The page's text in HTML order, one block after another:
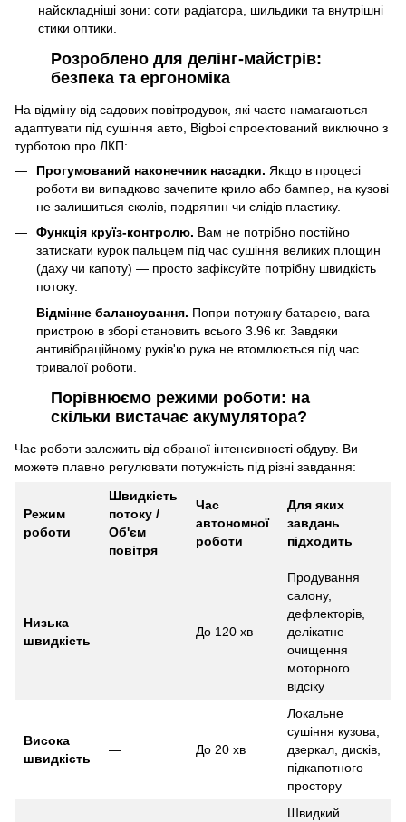
найскладніші зони: соти радіатора, шильдики та внутрішні
стики оптики.
Розроблено для делінг-майстрів:
безпека та ергономіка
На відміну від садових повітродувок, які часто намагаються
адаптувати під сушіння авто, Bigboi спроектований виключно з
турботою про ЛКП:
Прогумований наконечник насадки. Якщо в процесі
роботи ви випадково зачепите крило або бампер, на кузові
не залишиться сколів, подряпин чи слідів пластику.
Функція круїз-контролю. Вам не потрібно постійно
затискати курок пальцем під час сушіння великих площин
(даху чи капоту) — просто зафіксуйте потрібну швидкість
потоку.
Відмінне балансування. Попри потужну батарею, вага
пристрою в зборі становить всього 3.96 кг. Завдяки
антивібраційному руків'ю рука не втомлюється під час
тривалої роботи.
Порівнюємо режими роботи: на
скільки вистачає акумулятора?
Час роботи залежить від обраної інтенсивності обдуву. Ви
можете плавно регулювати потужність під різні завдання:
Режим
роботи
Швидкість
потоку /
Об'єм
повітря
Час
автономної
роботи
Для яких
завдань
підходить
Низька
швидкість
— До 120 хв
Продування
салону,
дефлекторів,
делікатне
очищення
моторного
відсіку
Висока
швидкість
— До 20 хв
Локальне
сушіння кузова,
дзеркал, дисків,
підкапотного
простору
Швидкий